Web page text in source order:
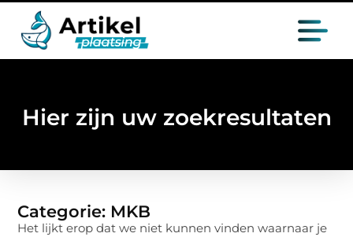
Hier zijn uw zoekresultaten
Categorie: MKB
Het lijkt erop dat we niet kunnen vinden waarnaar je